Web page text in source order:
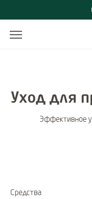
Уход для
Эффективное
Средства